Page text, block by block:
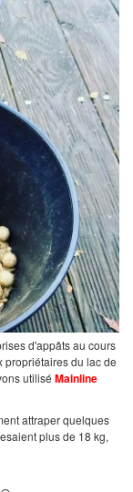
d'appâts au cours
propriétaires du lac de
utilisé Mainline
attraper quelques
plus de 18 kg,